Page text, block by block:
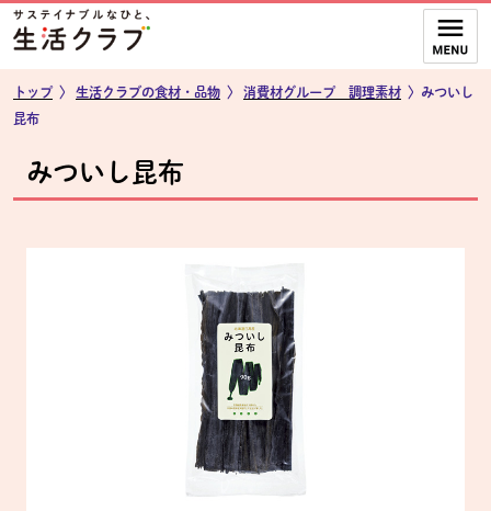
ページの先頭です。
本文へジャンプする。
トップ 〉 生活クラブの食材・品物 〉 消費材グループ 調理素材 〉みついし
昆布
みついし昆布